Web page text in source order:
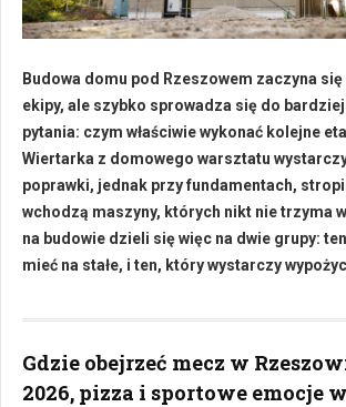
Budowa domu pod Rzeszowem zaczyna
ekipy, ale szybko sprowadza się do
pytania: czym właściwie wykonać kolejne
Wiertarka z domowego warsztatu
poprawki, jednak przy fundamentach,
wchodzą maszyny, których nikt nie trzyma
na budowie dzieli się więc na dwie grupy:
mieć na stałe, i ten, który wystarczy
Gdzie obejrzeć mecz w
2026, pizza i sportowe emocje